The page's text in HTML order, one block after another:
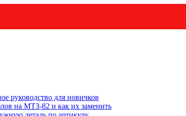
руководство для новичков
на МТЗ-82 и как их заменить